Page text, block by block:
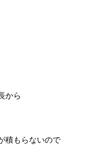
から
積もらないので